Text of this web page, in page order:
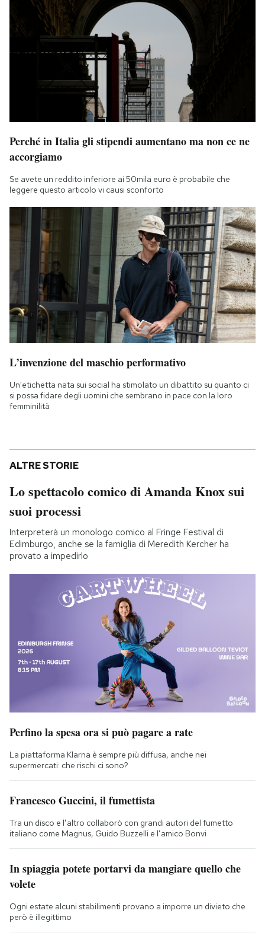
Perché in Italia gli stipendi aumentano ma non ce ne
accorgiamo
Se avete un reddito inferiore ai 50mila euro è probabile che
leggere questo articolo vi causi sconforto
L’invenzione del maschio performativo
Un'etichetta nata sui social ha stimolato un dibattito su quanto ci
si possa fidare degli uomini che sembrano in pace con la loro
femminilità
ALTRE STORIE
Lo spettacolo comico di Amanda Knox sui
suoi processi
Interpreterà un monologo comico al Fringe Festival di
Edimburgo, anche se la famiglia di Meredith Kercher ha
provato a impedirlo
Perfino la spesa ora si può pagare a rate
La piattaforma Klarna è sempre più diffusa, anche nei
supermercati: che rischi ci sono?
Francesco Guccini, il fumettista
Tra un disco e l’altro collaborò con grandi autori del fumetto
italiano come Magnus, Guido Buzzelli e l’amico Bonvi
In spiaggia potete portarvi da mangiare quello che
volete
Ogni estate alcuni stabilimenti provano a imporre un divieto che
però è illegittimo